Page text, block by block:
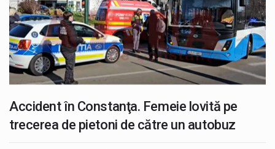
Accident în Constanţa. Femeie lovită pe
trecerea de pietoni de către un autobuz